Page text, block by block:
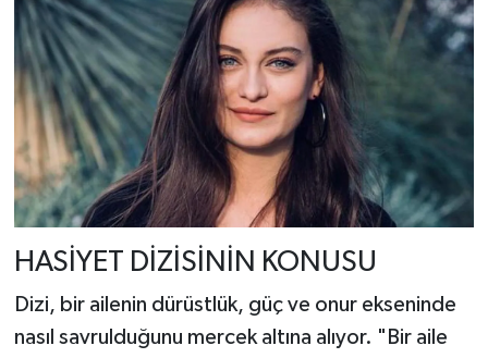
HASİYET DİZİSİNİN KONUSU
Dizi, bir ailenin dürüstlük, güç ve onur ekseninde
nasıl savrulduğunu mercek altına alıyor. "Bir aile